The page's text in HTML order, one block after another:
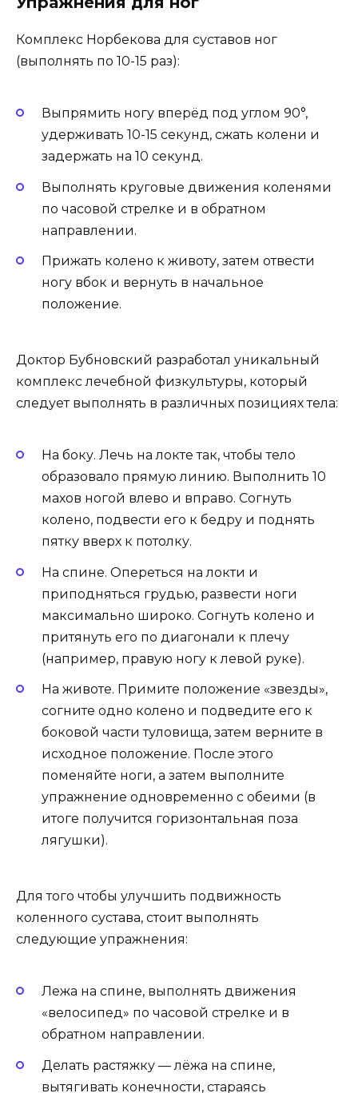
Комплекс Норбекова для суставов ног
(выполнять по 10-15 раз):
Выпрямить ногу вперёд под углом 90°,
удерживать 10-15 секунд, сжать колени и
задержать на 10 секунд.
Выполнять круговые движения коленями
по часовой стрелке и в обратном
направлении.
Прижать колено к животу, затем отвести
ногу вбок и вернуть в начальное
положение.
Доктор Бубновский разработал уникальный
комплекс лечебной физкультуры, который
следует выполнять в различных позициях тела:
На боку. Лечь на локте так, чтобы тело
образовало прямую линию. Выполнить 10
махов ногой влево и вправо. Согнуть
колено, подвести его к бедру и поднять
пятку вверх к потолку.
На спине. Опереться на локти и
приподняться грудью, развести ноги
максимально широко. Согнуть колено и
притянуть его по диагонали к плечу
(например, правую ногу к левой руке).
На животе. Примите положение «звезды»,
согните одно колено и подведите его к
боковой части туловища, затем верните в
исходное положение. После этого
поменяйте ноги, а затем выполните
упражнение одновременно с обеими (в
итоге получится горизонтальная поза
лягушки).
Для того чтобы улучшить подвижность
коленного сустава, стоит выполнять
следующие упражнения:
Лежа на спине, выполнять движения
«велосипед» по часовой стрелке и в
обратном направлении.
Делать растяжку — лёжа на спине,
вытягивать конечности, стараясь